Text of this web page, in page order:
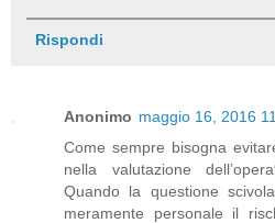
Rispondi
Anonimo maggio 16, 2016
Come sempre bisogna
nella valutazione
Quando la questione
meramente personale il